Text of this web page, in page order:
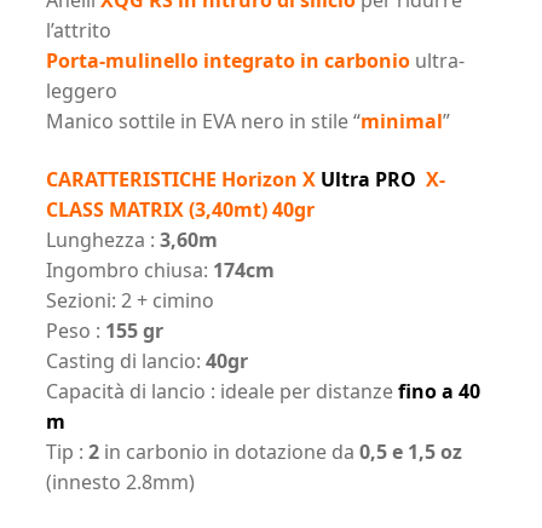
l’attrito
Porta-mulinello integrato in carbonioultra-
leggero
Manico sottile in EVA nero in stile “minimal”
CARATTERISTICHE Horizon X Ultra PRO X-
CLASS MATRIX (3,40mt) 40gr
Lunghezza : 3,60m
Ingombro chiusa: 174cm
Sezioni: 2 + cimino
Peso : 155 gr
Casting di lancio: 40gr
Capacità di lancio : ideale per distanzefino a 40
m
Tip : 2in carbonio in dotazione da 0,5 e 1,5 oz
(innesto 2.8mm)